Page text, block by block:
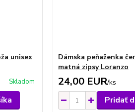
unisex
Skladom
Dámska peňaženka
matná zipsy Loranzo
24,00 EUR/ks
Pridať